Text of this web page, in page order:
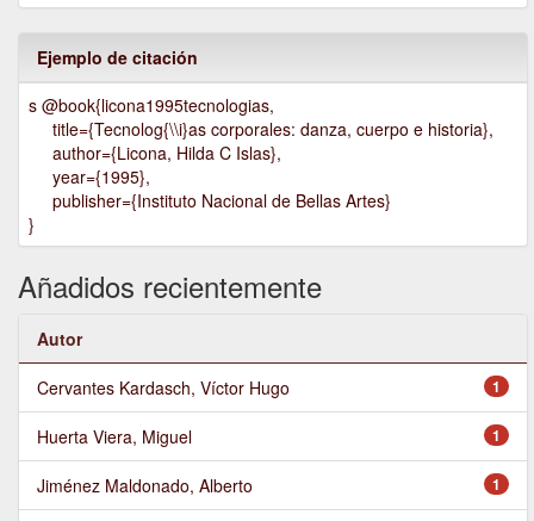
Ejemplo de citación
s @book{licona1995tecnologias,
title={Tecnolog{\\i}as corporales: danza, cuerpo e historia},
author={Licona, Hilda C Islas},
year={1995},
publisher={Instituto Nacional de Bellas Artes}
}
Añadidos recientemente
Autor
1
Cervantes Kardasch, Víctor Hugo
1
Huerta Viera, Miguel
1
Jiménez Maldonado, Alberto